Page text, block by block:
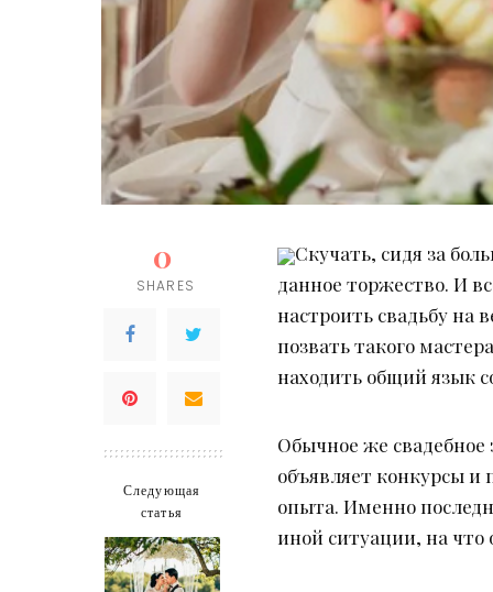
0
SHARES
Следующая
статья
Скучать, сидя за
данное торжество. И
настроить свадьбу на
позвать такого
находить общий язык
Обычное же свадебное
объявляет конкурсы и
опыта. Именно
иной ситуации, на